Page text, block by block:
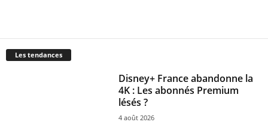
Les tendances
Disney+ France abandonne la
4K : Les abonnés Premium
lésés ?
4 août 2026